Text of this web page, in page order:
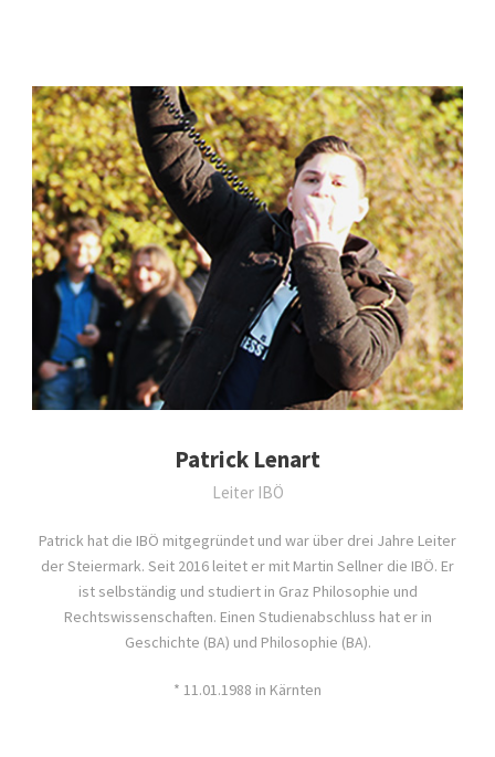
Patrick Lenart
Leiter IBÖ
Patrick hat die IBÖ mitgegründet und war über drei Jahre Leiter
der Steiermark. Seit 2016 leitet er mit Martin Sellner die IBÖ. Er
ist selbständig und studiert in Graz Philosophie und
Rechtswissenschaften. Einen Studienabschluss hat er in
Geschichte (BA) und Philosophie (BA).
* 11.01.1988 in Kärnten